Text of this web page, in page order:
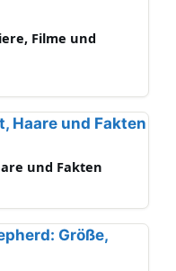
Filme und
und Fakten